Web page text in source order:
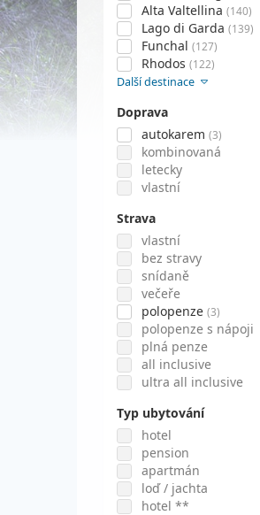
Alta Valtellina (140)
Lago di Garda (139)
Funchal (127)
Rhodos (122)
Další destinace
Doprava
autokarem (3)
kombinovaná
letecky
vlastní
Strava
vlastní
bez stravy
snídaně
večeře
polopenze (3)
polopenze s nápoji
plná penze
all inclusive
ultra all inclusive
Typ ubytování
hotel
pension
apartmán
loď / jachta
hotel **